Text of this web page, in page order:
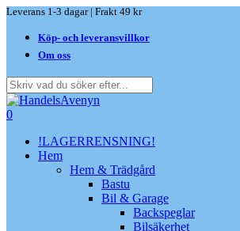
Skip
main
content
Leverans 1-3 dagar | Frakt 49 kr
Köp- och leveransvillkor
Om oss
Close
Search
search
0
!LAGERRENSNING!
Hem
Hem & Trädgård
Bastu
Bil & Garage
Backspeglar
Bilsäkerhet